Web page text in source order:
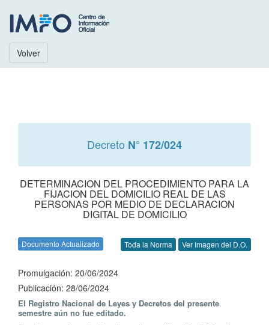
Volver
Decreto N° 172/024
DETERMINACION DEL PROCEDIMIENTO PARA LA
FIJACION DEL DOMICILIO REAL DE LAS
PERSONAS POR MEDIO DE DECLARACION
DIGITAL DE DOMICILIO
Documento Actualizado Toda la Norma Ver Imagen del D.O.
Promulgación: 20/06/2024
Publicación: 28/06/2024
El Registro Nacional de Leyes y Decretos del presente
semestre aún no fue editado.